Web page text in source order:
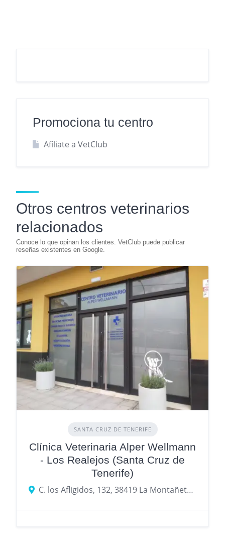
Promociona tu centro
Afíliate a VetClub
Otros centros veterinarios
relacionados
SANTA CRUZ DE TENERIFE
Clínica Veterinaria Alper Wellmann
- Los Realejos (Santa Cruz de
Tenerife)
C. los Afligidos, 132, 38419 La Montañeta, Santa Cruz de Tenerife